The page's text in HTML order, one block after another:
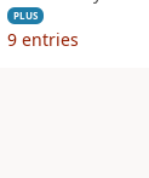
PLUS
9 entries